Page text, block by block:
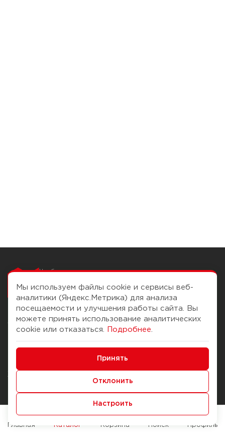
Чтобы вам легко
О компании
История Компании
Журнал
Наши марки
Брендирование
Помощь
Доставка и оплата
Способы оплаты
Служба контроля качества
Мы используем файлы cookie и сервисы веб-
аналитики (Яндекс.Метрика) для анализа
посещаемости и улучшения работы сайта. Вы
можете принять использование аналитических
cookie или отказаться.
Подробнее
Принять
Отклонить
Настроить
Главная Каталог Корзина Поиск Профиль